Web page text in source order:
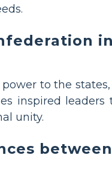
to the
inspired leaders
unity.